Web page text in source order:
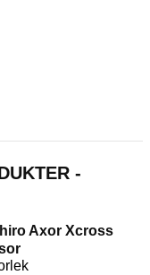
-
Axor Xcross